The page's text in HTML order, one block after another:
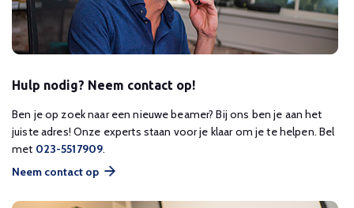
Hulp nodig? Neem contact op!
Ben je op zoek naar een nieuwe beamer? Bij ons ben je aan het
juiste adres! Onze experts staan voor je klaar om je te helpen. Bel
met 023-5517909.
Neem contact op